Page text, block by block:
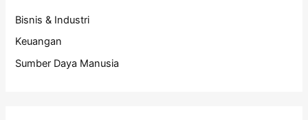
Bisnis & Industri
Keuangan
Sumber Daya Manusia